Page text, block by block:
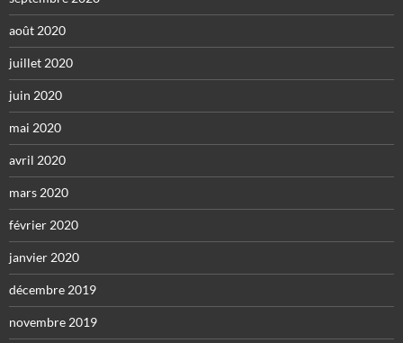
août 2020
juillet 2020
juin 2020
mai 2020
avril 2020
mars 2020
février 2020
janvier 2020
décembre 2019
novembre 2019